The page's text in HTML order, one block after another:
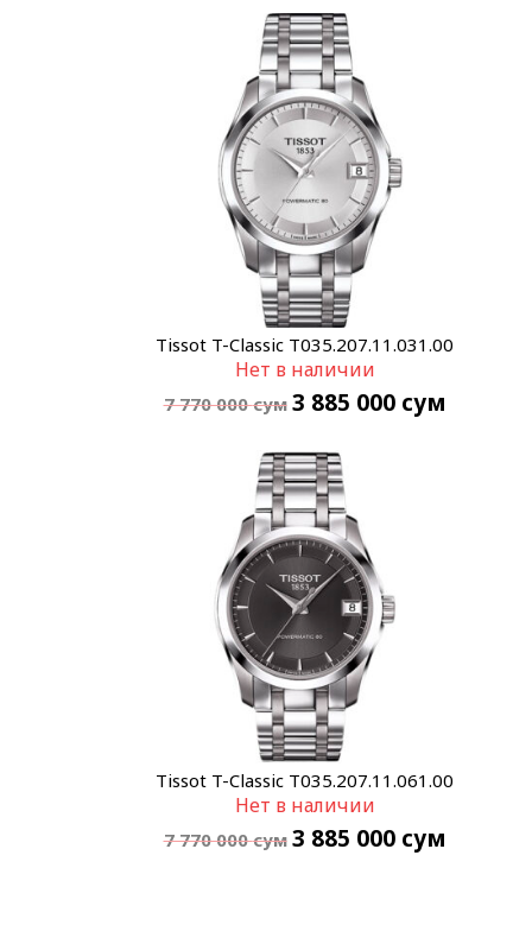
Tissot T-Classic T035.207.11.031.00
Нет в наличии
7 770 000сум 3 885 000 сум
Tissot T-Classic T035.207.11.061.00
Нет в наличии
7 770 000сум 3 885 000 сум